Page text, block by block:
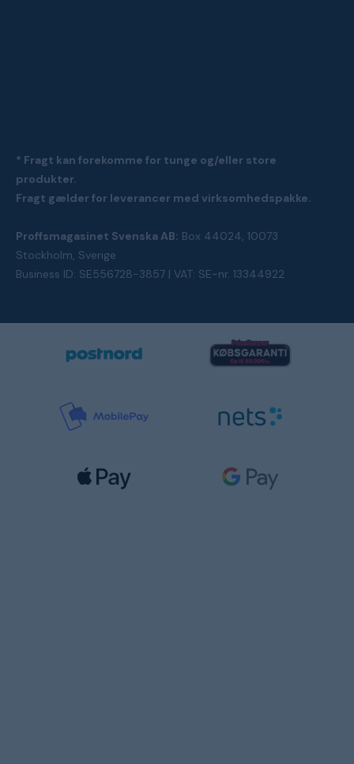
* Fragt kan forekomme for tunge og/eller store
produkter.
Fragt gælder for leverancer med virksomhedspakke.
Proffsmagasinet Svenska AB: Box 44024, 10073
Stockholm, Sverige
Business ID: SE556728-3857 | VAT: SE-nr. 13344922